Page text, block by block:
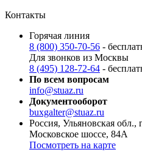
Контакты
Горячая линия
8 (800) 350-70-56 -
Для звонков из Москвы
8 (495) 128-72-64 -
По всем вопросам
info@stuaz.ru
Документооборот
buxgalter@stuaz.ru
Россия, Ульяновская обл.,
Московское шоссе, 84А
Посмотреть на карте